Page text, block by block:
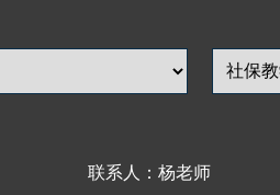
联系人：杨老师